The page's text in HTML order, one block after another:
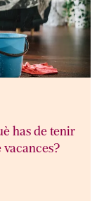
has de tenir